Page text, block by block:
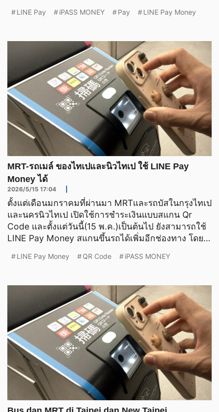
LINE Pay iPASS MONEY Pay LINE Pay Money
MRT-รถเมล์ ของไทเปและนิวไทเป ใช้ LINE Pay
Money ได้
2026/5/15 17:04
ตั้งแต่เดือนมกราคมที่ผ่านมา MRTและรถบัสในกรุงไทเป
และนครนิวไทเป เปิดใช้การชำระเงินแบบสแกน Qr
Code และตั้งแต่วันนี้(15 พ.ค.)เป็นต้นไป ยังสามารถใช้
LINE Pay Money สแกนขึ้นรถได้เพิ่มอีกช่องทาง โดย
LINE Pay Money QR Code iPASS MONEY